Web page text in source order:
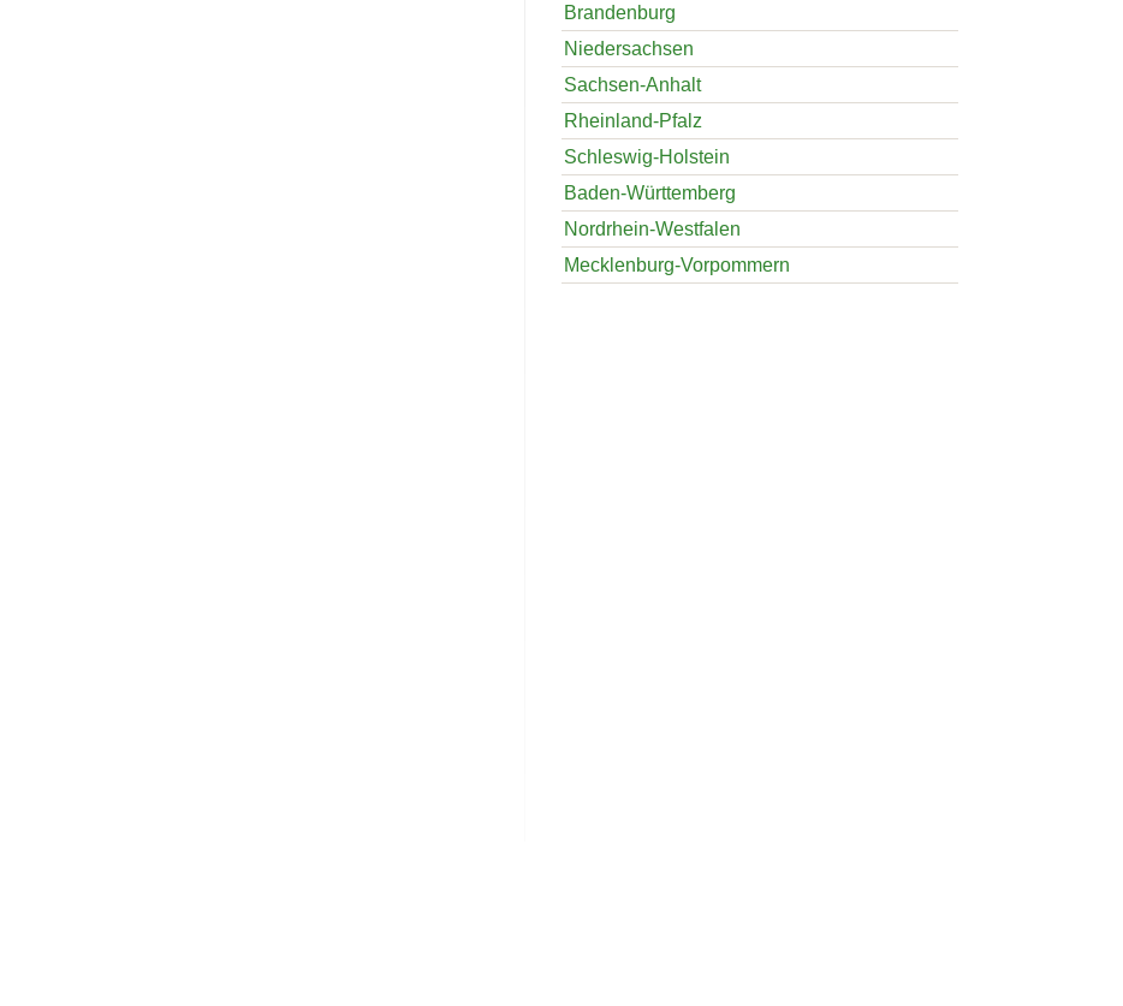
Brandenburg
Niedersachsen
Sachsen-Anhalt
Rheinland-Pfalz
Schleswig-Holstein
Baden-Württemberg
Nordrhein-Westfalen
Mecklenburg-Vorpommern